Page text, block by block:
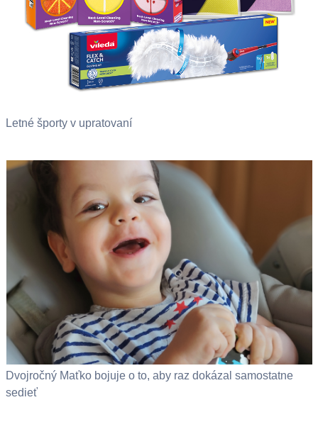
Letné športy v upratovaní
Dvojročný Maťko bojuje o to, aby raz dokázal samostatne
sedieť